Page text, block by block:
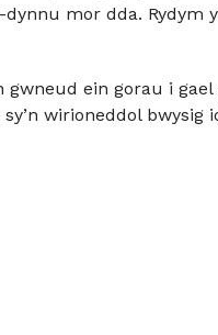
mor dda. Rydym
gwneud ein gorau i
wirioneddol bwysig